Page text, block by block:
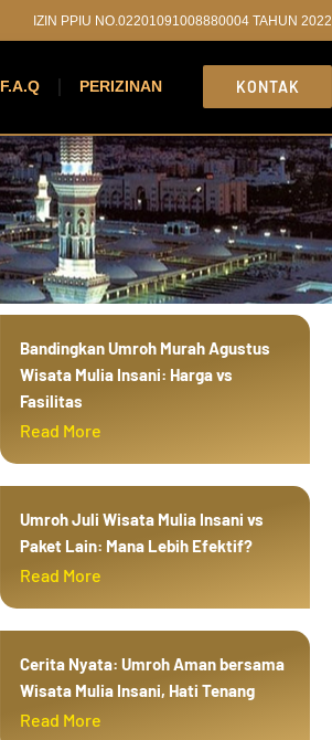
IZIN PPIU NO.02201091008880004 TAHUN 2022
F.A.Q PERIZINAN KONTAK
Bandingkan Umroh Murah Agustus
Wisata Mulia Insani: Harga vs
Fasilitas
Read More
Umroh Juli Wisata Mulia Insani vs
Paket Lain: Mana Lebih Efektif?
Read More
Cerita Nyata: Umroh Aman bersama
Wisata Mulia Insani, Hati Tenang
Read More